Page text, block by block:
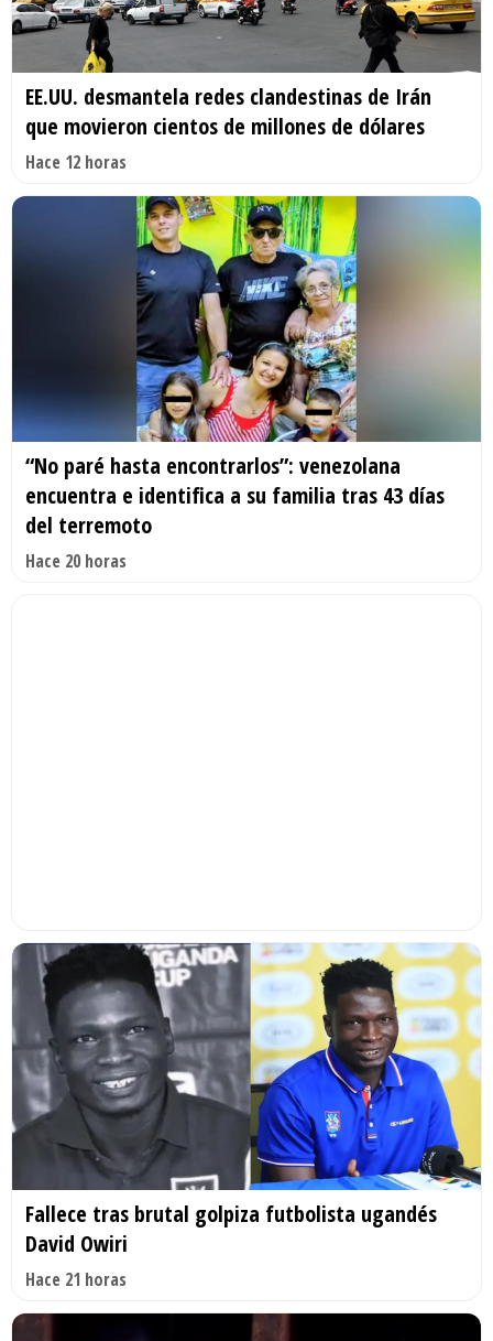
EE.UU. desmantela redes clandestinas de Irán
que movieron cientos de millones de dólares
Hace 12 horas
“No paré hasta encontrarlos”: venezolana
encuentra e identifica a su familia tras 43 días
del terremoto
Hace 20 horas
Fallece tras brutal golpiza futbolista ugandés
David Owiri
Hace 21 horas